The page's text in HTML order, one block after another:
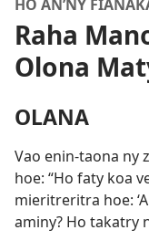
HO AN’NY
Raha
Olona
OLANA
Vao enin-taona ny
hoe: “Ho faty koa
mieritreritra hoe:
aminy? Ho takatry